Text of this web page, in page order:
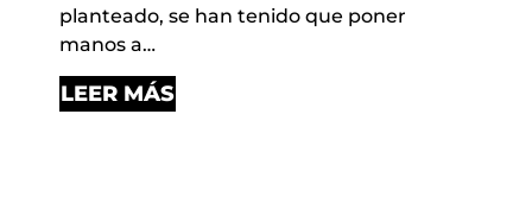
planteado, se han tenido que poner
manos a…
LEER MÁS